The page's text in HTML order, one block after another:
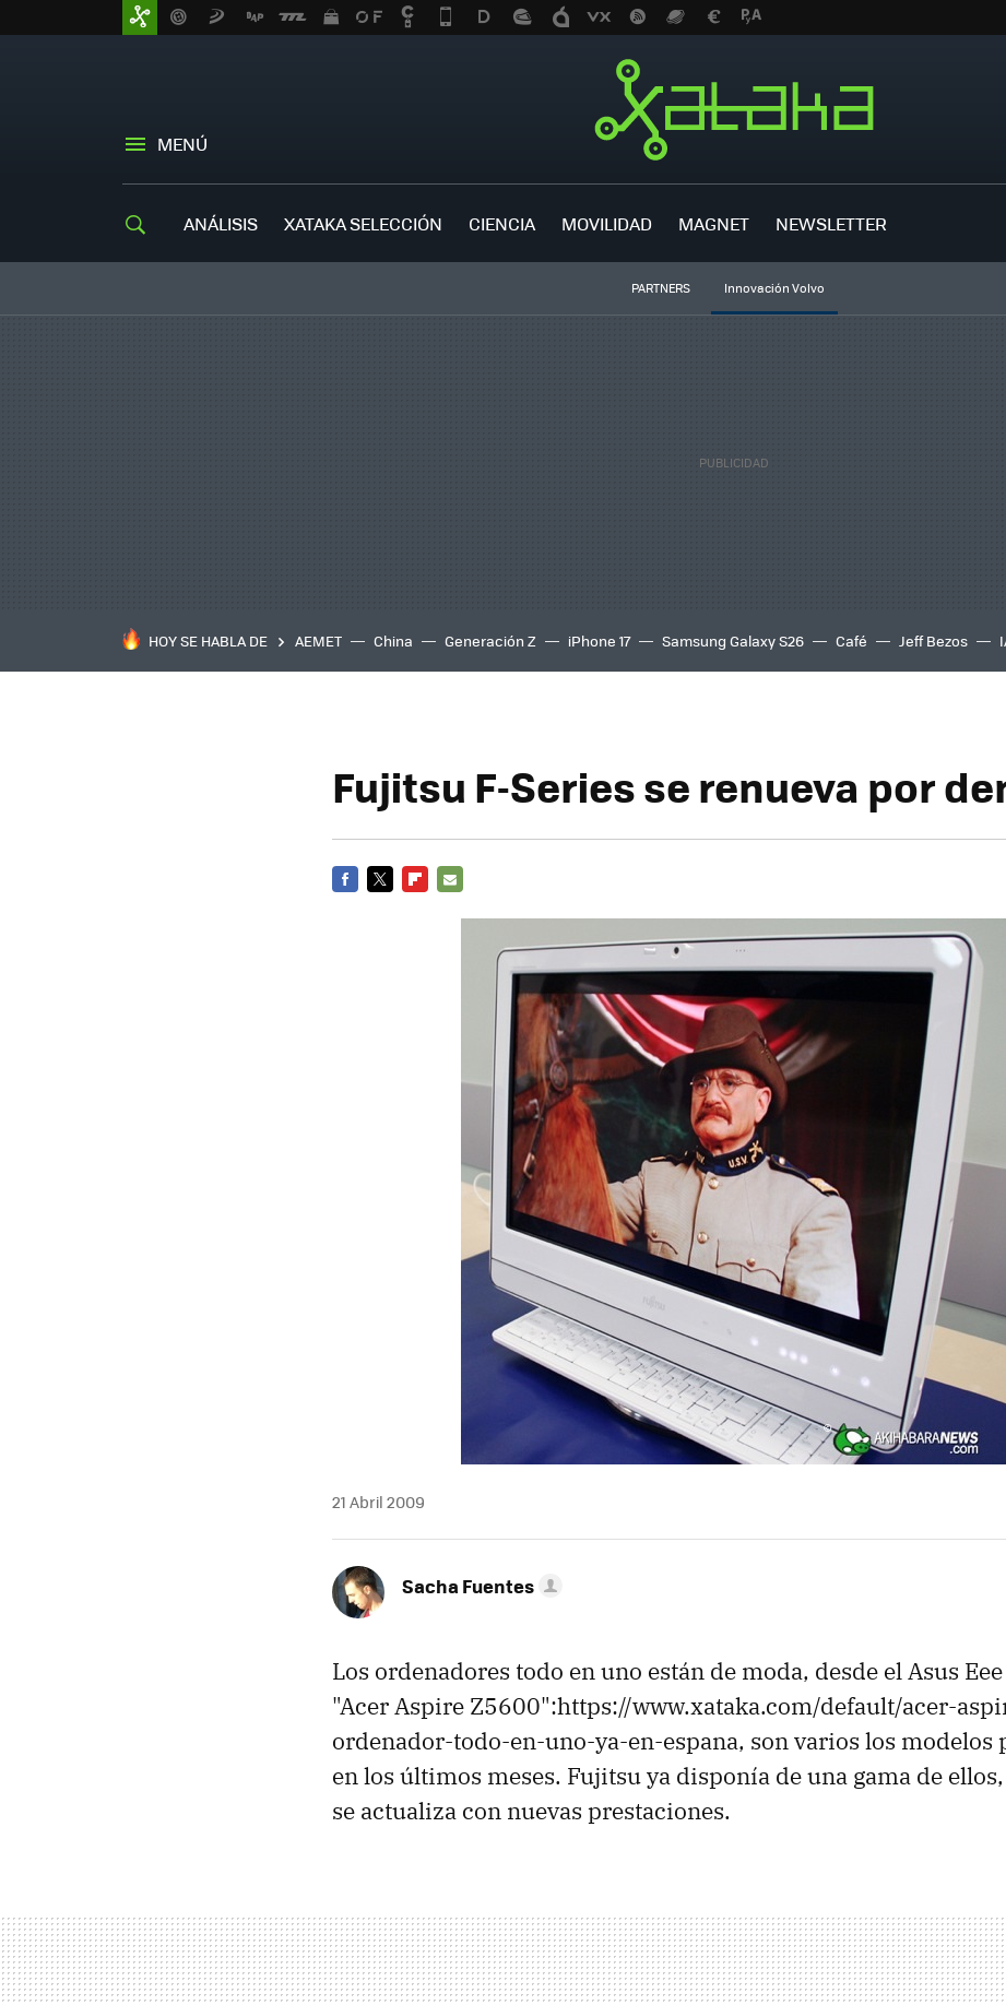
MENÚ
ANÁLISIS XATAKA SELECCIÓN CIENCIA MOVILIDAD MAGNET NEWSLETTER
PARTNERS Innovación Volvo
HOY SE HABLA DE AEMET China Generación Z iPhone 17 Samsung Galaxy S26 Café Jeff Bezos
Fujitsu F-Series se renueva por
21 Abril 2009
Sacha Fuentes
Los ordenadores todo en uno están de moda, desde el Asus
"Acer Aspire Z5600":https://www.xataka.com/default/acer-
ordenador-todo-en-uno-ya-en-espana, son varios los modelos
en los últimos meses. Fujitsu ya disponía de una gama de
se actualiza con nuevas prestaciones.